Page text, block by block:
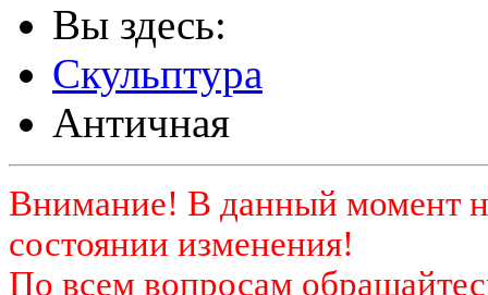
Вы здесь:
Скульптура
Античная
Внимание! В данный момент
состоянии изменения!
По всем вопросам